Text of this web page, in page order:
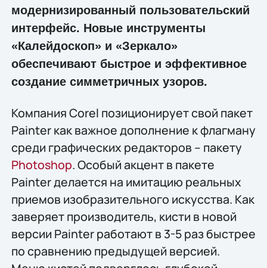
модернизированный пользовательский
интерфейс. Новые инструменты
«Калейдоскоп» и «Зеркало»
обеспечивают быстрое и эффективное
создание симметричных узоров.
Компания Corel позиционирует свой пакет
Painter как важное дополнение к флагману
среди графических редакторов – пакету
Photoshop. Особый акцент в пакете
Painter делается на имитацию реальных
приемов изобразительного искусства. Как
заверяет производитель, кисти в новой
версии Painter работают в 3-5 раз быстрее
по сравнению предыдущей версией.